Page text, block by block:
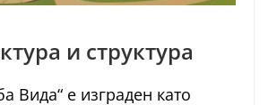
и структура
Вида“ е изграден като